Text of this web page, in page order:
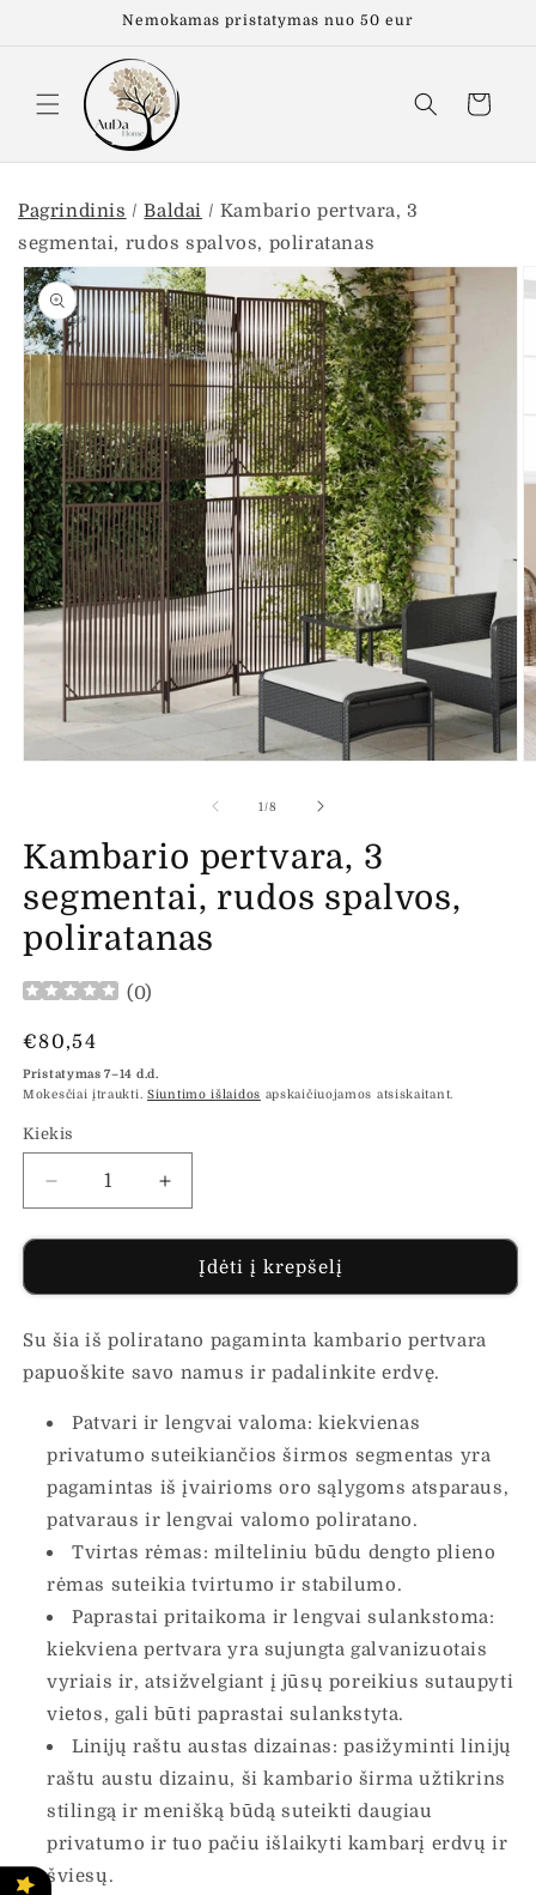
Nemokamas pristatymas nuo 50 eur
Krepšelis
Pagrindinis /Baldai / Kambario pertvara, 3
segmentai, rudos spalvos, poliratanas
Pereiti prie
informacijos
apie gaminį
lange
1/iš
8
Kambario pertvara, 3
segmentai, rudos spalvos,
poliratanas
(0)
Įprasta
kaina
€80,54
Pristatymas 7–14 d.d.
Mokesčiai įtraukti. Siuntimo išlaidos apskaičiuojamos atsiskaitant.
Kiekis
Sumažinti
Kambario
pertvara,
segmentai,
spalvos,
poliratanas
Padidinti
Kambario
pertvara,
segmentai,
spalvos,
poliratanas
Įdėti į krepšelį
Su šia iš poliratano pagaminta kambario pertvara
papuoškite savo namus ir padalinkite erdvę.
Patvari ir lengvai valoma: kiekvienas
privatumo suteikiančios širmos segmentas yra
pagamintas iš įvairioms oro sąlygoms atsparaus,
patvaraus ir lengvai valomo poliratano.
Tvirtas rėmas: milteliniu būdu dengto plieno
rėmas suteikia tvirtumo ir stabilumo.
Paprastai pritaikoma ir lengvai sulankstoma:
kiekviena pertvara yra sujungta galvanizuotais
vyriais ir, atsižvelgiant į jūsų poreikius sutaupyti
vietos, gali būti paprastai sulankstyta.
Linijų raštu austas dizainas: pasižyminti linijų
raštu austu dizainu, ši kambario širma užtikrins
stilingą ir menišką būdą suteikti daugiau
privatumo ir tuo pačiu išlaikyti kambarį erdvų ir
šviesų.